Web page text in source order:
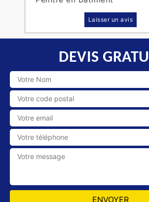
Laisser un avis
DEVIS